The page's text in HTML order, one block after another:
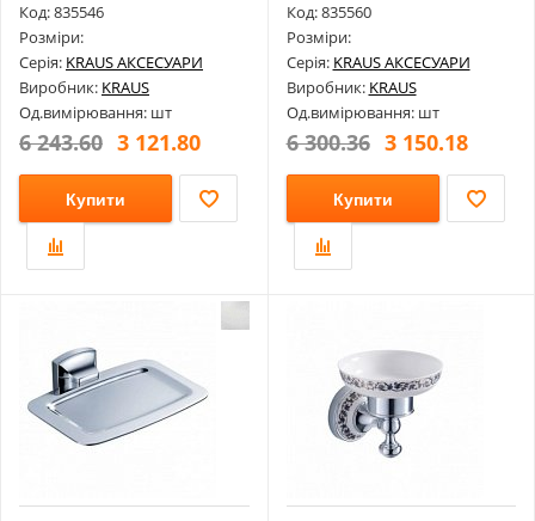
Код: 835546
Розміри:
Серія: KRAUS АКСЕСУАРИ
Виробник: KRAUS
Од.вимірювання: шт
6 243.60 3 121.80
Купити
Код: 835560
Розміри:
Серія: KRAUS АКСЕСУАРИ
Виробник: KRAUS
Од.вимірювання: шт
6 300.36 3 150.18
Купити